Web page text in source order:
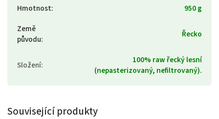
Hmotnost:
950 g
Země
původu: Řecko
Složení:
100% raw řecký lesní
(nepasterizovaný, nefiltrovaný).
Související produkty